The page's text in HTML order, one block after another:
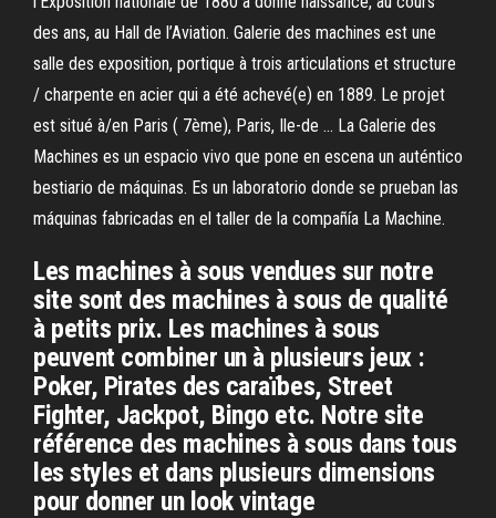
des ans, au Hall de l’Aviation. Galerie des machines est une
salle des exposition, portique à trois articulations et structure
/ charpente en acier qui a été achevé(e) en 1889. Le projet
est situé à/en Paris ( 7ème), Paris, Ile-de … La Galerie des
Machines es un espacio vivo que pone en escena un auténtico
bestiario de máquinas. Es un laboratorio donde se prueban las
máquinas fabricadas en el taller de la compañía La Machine.
Les machines à sous vendues sur notre
site sont des machines à sous de qualité
à petits prix. Les machines à sous
peuvent combiner un à plusieurs jeux :
Poker, Pirates des caraïbes, Street
Fighter, Jackpot, Bingo etc. Notre site
référence des machines à sous dans tous
les styles et dans plusieurs dimensions
pour donner un look vintage